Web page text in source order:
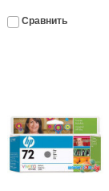
Сравнить